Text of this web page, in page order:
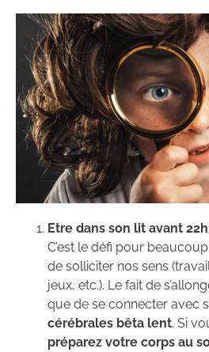
Etre dans son lit avant
C’est le défi pour beaucoup
de solliciter nos sens
jeux, etc.). Le fait de
que de se connecter avec
cérébrales bêta lent. Si
préparez votre corps au